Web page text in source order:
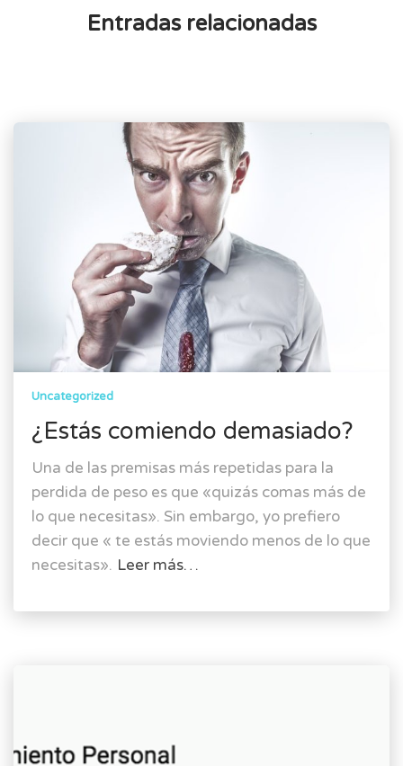
Entradas relacionadas
Uncategorized
¿Estás comiendo demasiado?
Una de las premisas más repetidas para la
perdida de peso es que «quizás comas más de
lo que necesitas». Sin embargo, yo prefiero
decir que « te estás moviendo menos de lo que
necesitas». Leer más…